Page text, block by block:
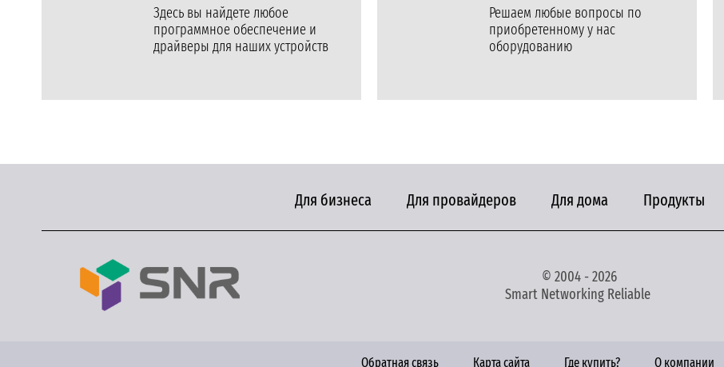
Здесь вы найдете любое
программное обеспечение и
драйверы для наших устройств
Решаем любые вопросы по
приобретенному у нас
оборудованию
Для бизнеса Для провайдеров Для дома Продукты
© 2004 - 2026
Smart Networking Reliable
Обратная связь Карта сайта Где купить? О компании